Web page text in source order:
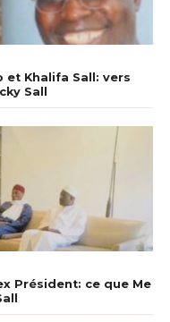
et Khalifa Sall: vers
Sall
Président: ce que Me